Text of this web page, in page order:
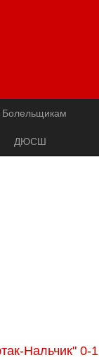
Болельщикам
ДЮСШ
Нальчик" 0-1